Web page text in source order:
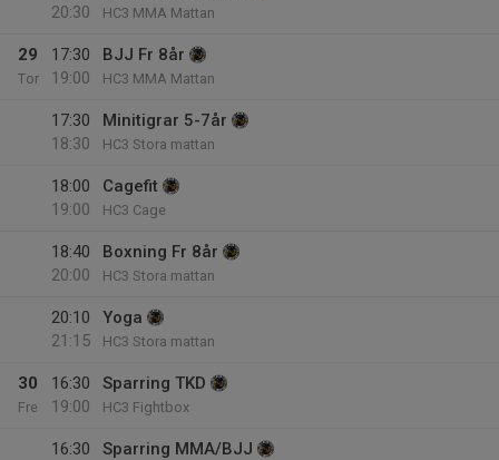
20:30
HC3 MMA Mattan
29
Tor
17:30
19:00
BJJ Fr 8år
HC3 MMA Mattan
17:30
18:30
Minitigrar 5-7år
HC3 Stora mattan
18:00
19:00
Cagefit
HC3 Cage
18:40
20:00
Boxning Fr 8år
HC3 Stora mattan
20:10
21:15
Yoga
HC3 Stora mattan
30
Fre
16:30
19:00
Sparring TKD
HC3 Fightbox
16:30
Sparring MMA/BJJ